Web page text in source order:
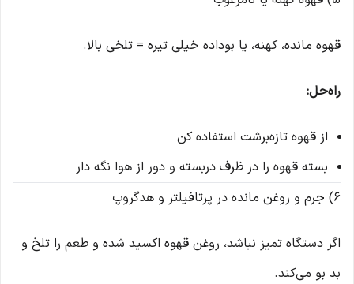
قهوه مانده، کهنه، یا بوداده خیلی تیره = تلخی بالا.
راه‌حل:
از قهوه تازه‌برشت استفاده کن
بسته قهوه را در ظرف دربسته و دور از هوا نگه دار
6) جرم و روغن مانده در پرتافیلتر و هدگروپ
اگر دستگاه تمیز نباشد، روغن قهوه اکسید شده و طعم را تلخ و
بد بو می‌کند.